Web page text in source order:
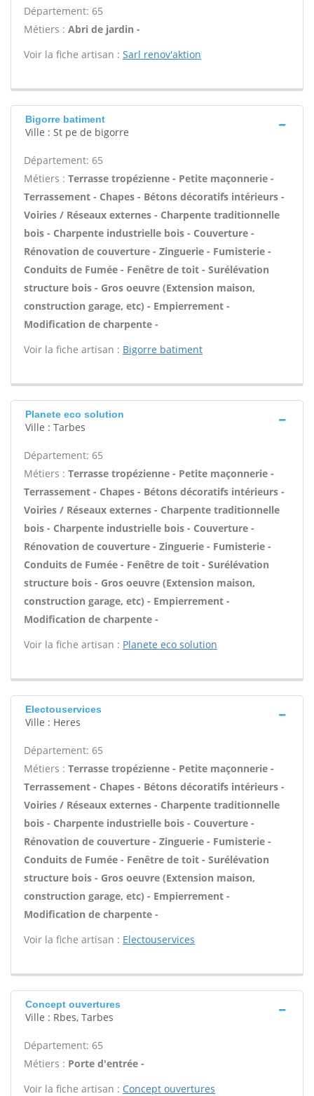
Département: 65
Métiers : Abri de jardin -
Voir la fiche artisan : Sarl renov'aktion
Bigorre batiment
Ville : St pe de bigorre
Département: 65
Métiers : Terrasse tropézienne - Petite maçonnerie -
Terrassement - Chapes - Bétons décoratifs intérieurs -
Voiries / Réseaux externes - Charpente traditionnelle
bois - Charpente industrielle bois - Couverture -
Rénovation de couverture - Zinguerie - Fumisterie -
Conduits de Fumée - Fenêtre de toit - Surélévation
structure bois - Gros oeuvre (Extension maison,
construction garage, etc) - Empierrement -
Modification de charpente -
Voir la fiche artisan : Bigorre batiment
Planete eco solution
Ville : Tarbes
Département: 65
Métiers : Terrasse tropézienne - Petite maçonnerie -
Terrassement - Chapes - Bétons décoratifs intérieurs -
Voiries / Réseaux externes - Charpente traditionnelle
bois - Charpente industrielle bois - Couverture -
Rénovation de couverture - Zinguerie - Fumisterie -
Conduits de Fumée - Fenêtre de toit - Surélévation
structure bois - Gros oeuvre (Extension maison,
construction garage, etc) - Empierrement -
Modification de charpente -
Voir la fiche artisan : Planete eco solution
Electouservices
Ville : Heres
Département: 65
Métiers : Terrasse tropézienne - Petite maçonnerie -
Terrassement - Chapes - Bétons décoratifs intérieurs -
Voiries / Réseaux externes - Charpente traditionnelle
bois - Charpente industrielle bois - Couverture -
Rénovation de couverture - Zinguerie - Fumisterie -
Conduits de Fumée - Fenêtre de toit - Surélévation
structure bois - Gros oeuvre (Extension maison,
construction garage, etc) - Empierrement -
Modification de charpente -
Voir la fiche artisan : Electouservices
Concept ouvertures
Ville : Rbes, Tarbes
Département: 65
Métiers : Porte d'entrée -
Voir la fiche artisan : Concept ouvertures